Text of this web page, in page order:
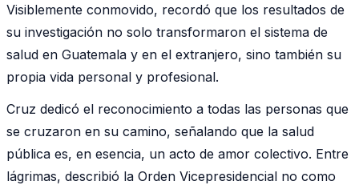
Visiblemente conmovido, recordó que los resultados de
su investigación no solo transformaron el sistema de
salud en Guatemala y en el extranjero, sino también su
propia vida personal y profesional.
Cruz dedicó el reconocimiento a todas las personas que
se cruzaron en su camino, señalando que la salud
pública es, en esencia, un acto de amor colectivo. Entre
lágrimas, describió la Orden Vicepresidencial no como